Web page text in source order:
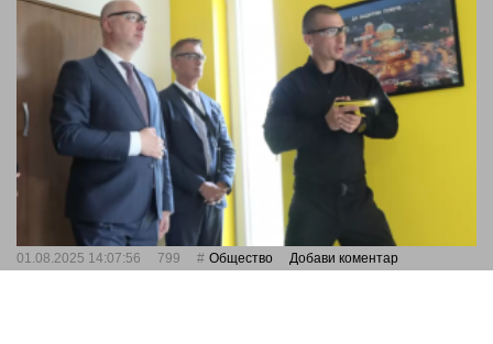
01.08.2025 14:07:56 799 Общество Добави коментар